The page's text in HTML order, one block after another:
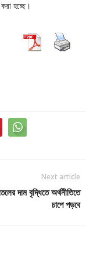
হচ্ছে।
Next article
দাম বৃদ্ধিতে অর্থনীতিতে
চাপে পড়বে